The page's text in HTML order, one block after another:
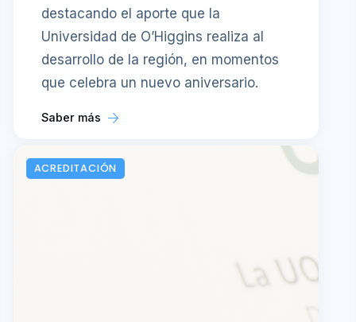
destacando el aporte que la
Universidad de O’Higgins realiza al
desarrollo de la región, en momentos
que celebra un nuevo aniversario.
Saber más
ACREDITACIÓN